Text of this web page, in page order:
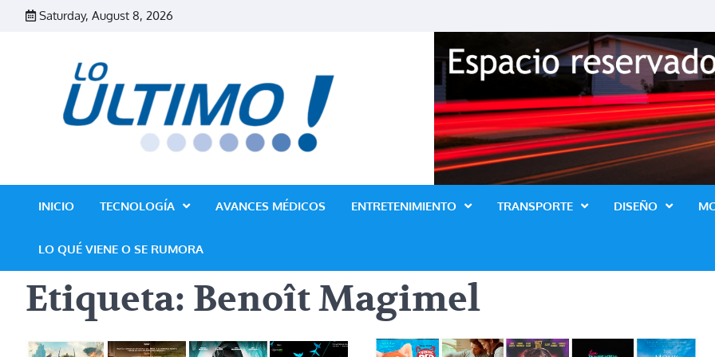
Saturday, August 8, 2026
Revista Lo Ultimo
INICIO TECNOLOGÍA AVANCES MÉDICOS ENTRETENIMIENTO TRANSPORTE DISEÑO
LO QUÉ VIENE O SE RUMORA
Etiqueta: Benoît Magimel